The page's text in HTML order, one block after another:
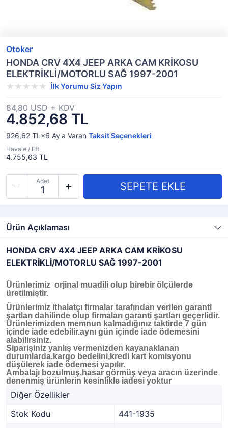
Otoker
HONDA CRV 4X4 JEEP ARKA CAM KRİKOSU
ELEKTRİKLİ/MOTORLU SAĞ 1997-2001
İlk Yorumu Siz Yapın
4.852,68 TL
84,80 USD + KDV
926,62 TL×6 Ay'a Varan Taksit Seçenekleri
Havale / Eft
4.755,63 TL
Adet
Ürün Açıklaması
HONDA CRV 4X4 JEEP ARKA CAM KRİKOSU
ELEKTRİKLİ/MOTORLU SAĞ 1997-2001
Ürünlerimiz orjinal muadili olup birebir ölçülerde
üretilmiştir.
Ürünlerimiz ithalatçı firmalar tarafından verilen garanti
şartları dahilinde olup firmaları garanti şartları geçerlidir.
Ürünlerimizden memnun kalmadığınız taktirde 7 gün
içinde iade edebilir.aynı gün içinde iade ödemesini
alabilirsiniz.
Siparişiniz yanlış vermenizden kayanaklanan
durumlarda.kargo bedelini,kredi kart komisyonu
düşülerek iade ödemesi yapılır.
Ambalajı bozulmuş,hasar görmüş veya aracın üzerinde
denenmiş ürünlerin kesinlikle iadesi yoktur
Diğer Özellikler
Stok Kodu
441-1935